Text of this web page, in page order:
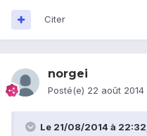
Citer
norgei
Posté(e) 22 août 2014
Le 21/08/2014 à